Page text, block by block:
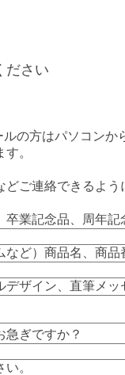
ださい
の方はパソコンか
。
ご連絡できるよう
業記念品、周年記
ど）商品名、商
ザイン、直筆メ
急ぎですか？
。